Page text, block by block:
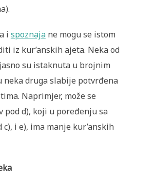
i spoznajane mogu se istom
iz kur’anskih ajeta. Neka od
su istaknuta u brojnim
neka druga slabije potvrđena
Naprimjer, može se
pod d), koji u poređenju sa
c), i e), ima manje kur’anskih